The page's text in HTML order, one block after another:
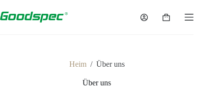
Heim / Über uns
Über uns